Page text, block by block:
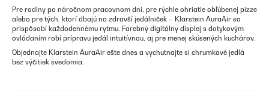
Pre rodiny po náročnom pracovnom dni, pre rýchle ohriatie obľúbenej pizze
alebo pre tých, ktorí dbajú na zdravší jedálniček – Klarstein AuraAir sa
prispôsobí každodennému rytmu. Farebný digitálny displej s dotykovým
ovládaním robí prípravu jedál intuitívnou, aj pre menej skúsených kuchárov.
Objednajte Klarstein AuraAir ešte dnes a vychutnajte si chrumkavé jedlá
bez výčitiek svedomia.